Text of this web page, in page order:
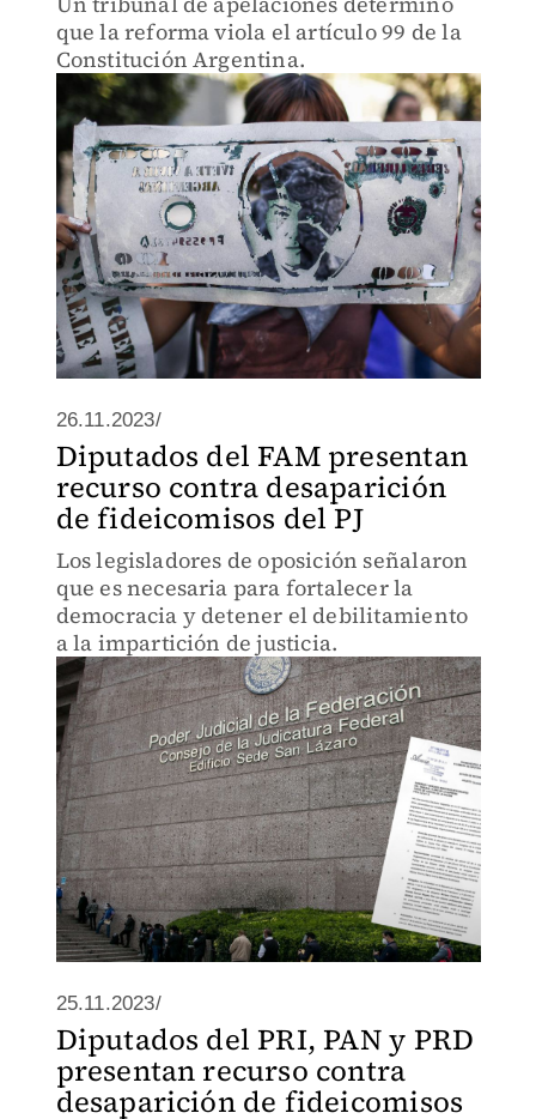
que la reforma viola el artículo 99 de la
Constitución Argentina.
26.11.2023/
Diputados del FAM presentan
recurso contra desaparición
de fideicomisos del PJ
Los legisladores de oposición señalaron
que es necesaria para fortalecer la
democracia y detener el debilitamiento
a la impartición de justicia.
25.11.2023/
Diputados del PRI, PAN y PRD
presentan recurso contra
desaparición de fideicomisos